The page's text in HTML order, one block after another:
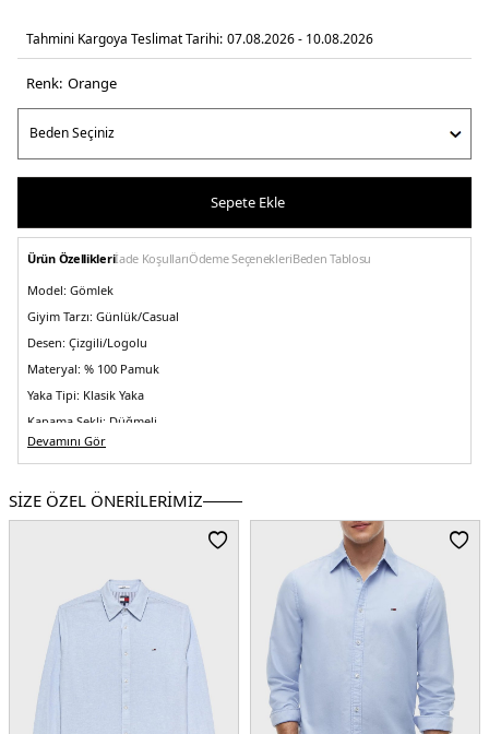
Tahmini Kargoya Teslimat Tarihi: 07.08.2026 - 10.08.2026
Renk: orange
Sepete Ekle
Ürün Özellikleriİade KoşullarıÖdeme SeçenekleriBeden Tablosu
Model: Gömlek
Giyim Tarzı: Günlük/Casual
Desen: Çizgili/Logolu
Materyal: % 100 Pamuk
Yaka Tipi: Klasik Yaka
Kapama Şekli: Düğmeli
Kol Tipi:Uzun Kol
Boy:Standart
Kalıp Bilgisi:Regular Fit
Boy : 1.90 cm / Göğüs : 108 cm / Bel : 85 cm / Basen : 100 cm
Yaş Grubu:Yetişkin
Menşei:
Kamboçya
3DE1DM0DM22790SEV.27
Devamını Gör
SİZE ÖZEL ÖNERİLERİMİZ